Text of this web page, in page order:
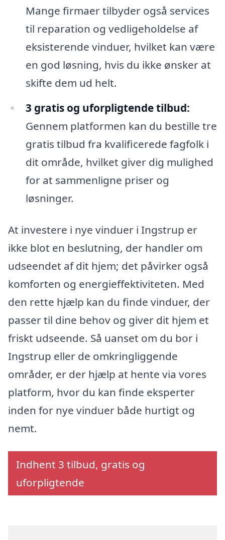
Mange firmaer tilbyder også services
til reparation og vedligeholdelse af
eksisterende vinduer, hvilket kan være
en god løsning, hvis du ikke ønsker at
skifte dem ud helt.
3 gratis og uforpligtende tilbud:
Gennem platformen kan du bestille tre
gratis tilbud fra kvalificerede fagfolk i
dit område, hvilket giver dig mulighed
for at sammenligne priser og
løsninger.
At investere i nye vinduer i Ingstrup er
ikke blot en beslutning, der handler om
udseendet af dit hjem; det påvirker også
komforten og energieffektiviteten. Med
den rette hjælp kan du finde vinduer, der
passer til dine behov og giver dit hjem et
friskt udseende. Så uanset om du bor i
Ingstrup eller de omkringliggende
områder, er der hjælp at hente via vores
platform, hvor du kan finde eksperter
inden for nye vinduer både hurtigt og
nemt.
Indhent 3 tilbud, gratis og
uforpligtende